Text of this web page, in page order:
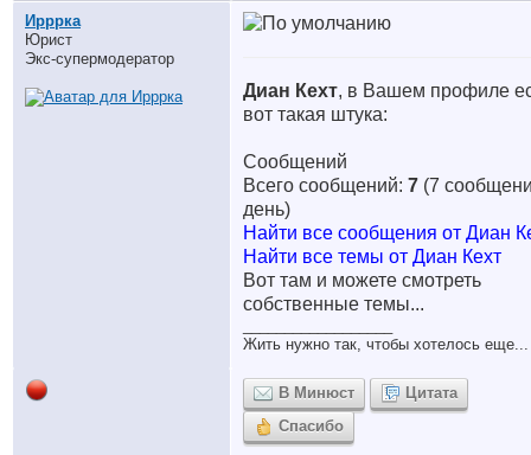
Ирррка
Юрист
Экс-супермодератор
Диан Кехт, в Вашем профиле
вот такая штука:
Сообщений
Всего сообщений: 7 (7
день)
Найти все сообщения от Диан
Найти все темы от Диан Кехт
Вот там и можете смотреть
собственные темы...
Жить нужно так, чтобы хотелось еще...
В Минюст
Цитата
Спасибо